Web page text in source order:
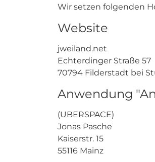
Wir setzen folgenden
Website
jweiland.net
Echterdinger Straße 57
70794 Filderstadt bei
Anwendung
(UBERSPACE)
Jonas Pasche
Kaiserstr. 15
55116 Mainz